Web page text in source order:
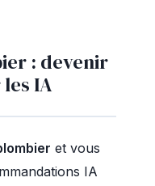
: devenir
IA
et vous
IA